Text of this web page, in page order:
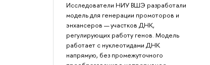
Исследователи НИУ ВШЭ разработали
модель для генерации промоторов и
энхансеров — участков ДНК,
регулирующих работу генов. Модель
работает с нуклеотидами ДНК
напрямую, без промежуточного